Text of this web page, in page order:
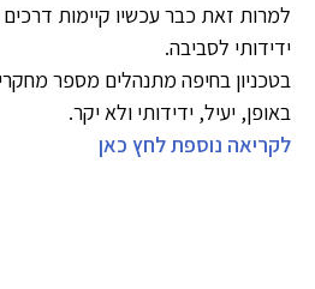
למרות זאת כבר עכשיו קיימות
ידידותי לסביבה.
בטכניון בחיפה מתנהלים מספר
באופן, יעיל, ידידותי ולא יקר.
לקריאה נוספת לחץ כאן